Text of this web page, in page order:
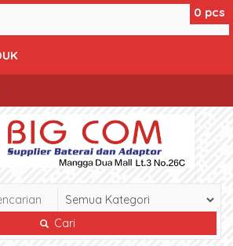
Cari
0 pcs